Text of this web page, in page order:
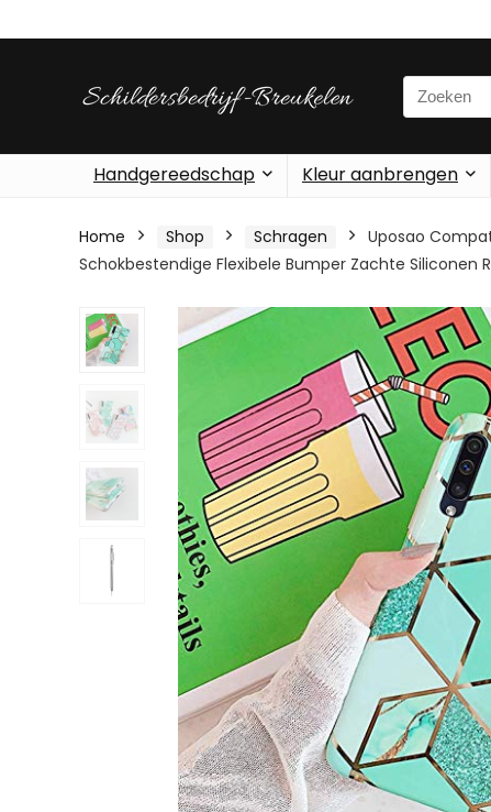
Search
for:
Handgereedschap Kleur aanbrengen
Home Shop Schragen
Uposao
Schokbestendige Flexibele Bumper Zachte Siliconen